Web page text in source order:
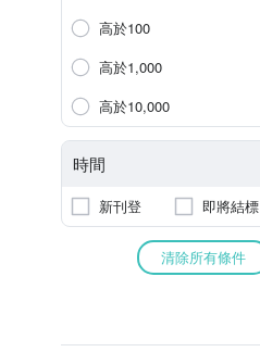
高於100
高於1,000
高於10,000
時間
新刊登 即將結標
清除所有條件